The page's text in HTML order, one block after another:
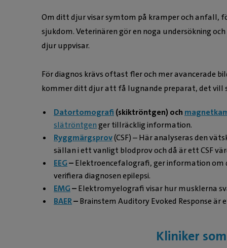
Om ditt djur visar symtom på kramper och anfall,
sjukdom. Veterinären gör en noga undersökning
djur uppvisar.
För diagnos krävs oftast fler och mer avancerade
kommer ditt djur att få lugnande preparat, det vill
Datortomografi (skiktröntgen) och
slätröntgenger tillräcklig information.
Ryggmärgsprov(CSF) – Här analyseras den
sällan i ett vanligt blodprov och då är ett CSF
EEG–Elektroencefalografi, ger information
verifiera diagnosen epilepsi.
EMG–Elektromyelografi visar hur musklerna
BAER–Brainstem Auditory Evoked Response
Kliniker